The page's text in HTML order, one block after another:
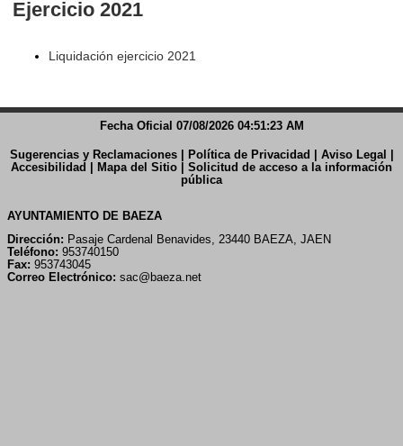
Ejercicio 2021
Liquidación ejercicio 2021
Fecha Oficial 07/08/2026 04:51:23 AM
Sugerencias y Reclamaciones| Política de Privacidad Aviso Legal
Accesibilidad
Mapa del Sitio
Solicitud de acceso a la información
pública
AYUNTAMIENTO DE BAEZA
Dirección: Pasaje Cardenal Benavides, 23440 BAEZA, JAEN
Teléfono: 953740150
Fax: 953743045
Correo Electrónico: sac@baeza.net